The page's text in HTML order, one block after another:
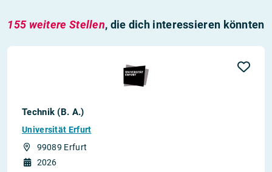
155 weitere Stellen, die dich interessieren könnten
Technik (B. A.)
Universität Erfurt
99089 Erfurt
2026